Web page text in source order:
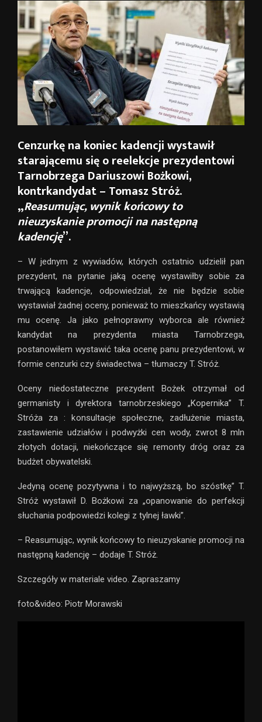
Cenzurkę na koniec kadencji wystawił
starającemu się o reelekcje prezydentowi
Tarnobrzega Dariuszowi Bożkowi,
kontrkandydat – Tomasz Stróż.
„Reasumując, wynik końcowy to
nieuzyskanie promocji na następną
kadencję”.
– W jednym z wywiadów, których ostatnio udzielił pan
prezydent, na pytanie jaką ocenę wystawiłby sobie za
trwającą kadencje, odpowiedział, że nie będzie sobie
wystawiał żadnej oceny, ponieważ to mieszkańcy wystawią
mu ocenę. Ja jako pełnoprawny wyborca ale również
kandydat na prezydenta miasta Tarnobrzega,
postanowiłem wystawić taka ocenę panu prezydentowi, w
formie cenzurki czy świadectwa – tłumaczy T. Stróż.
Oceny niedostateczne prezydent Bożek otrzymał od
germanisty i dyrektora tarnobrzeskiego „Kopernika” T.
Stróża za : konsultacje społeczne, zadłużenie miasta,
zastawienie udziałów i podwyżki cen wody, zwrot 8 mln
złotych dotacji, niekończące się remonty dróg oraz za
budżet obywatelski.
Jedyną ocenę pozytywna i to najwyższą, bo szóstkę” T.
Stróż wystawił D. Bożkowi za „opanowanie do perfekcji
słuchania podpowiedzi kolegi z tylnej ławki”.
– Reasumując, wynik końcowy to nieuzyskanie promocji na
następną kadencję – dodaje T. Stróż.
Szczegóły w materiale video. Zapraszamy
foto&video: Piotr Morawski